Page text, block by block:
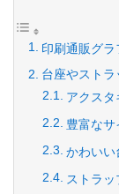
印刷通販グラ
台座やストラ
アクス
豊富なサ
かわいい
ストラ